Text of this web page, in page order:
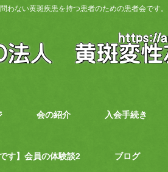
わない黄斑疾患を持つ患者のための患者会です。
会の紹介 入会手続き
す】会員の体験談2 ブログ